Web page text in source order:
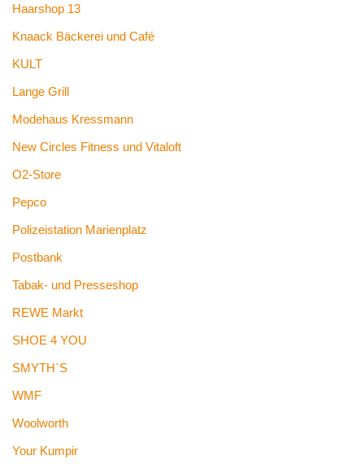
Haarshop 13
Knaack Bäckerei und Café
KULT
Lange Grill
Modehaus Kressmann
New Circles Fitness und Vitaloft
O2-Store
Pepco
Polizeistation Marienplatz
Postbank
Tabak- und Presseshop
REWE Markt
SHOE 4 YOU
SMYTH`S
WMF
Woolworth
Your Kumpir